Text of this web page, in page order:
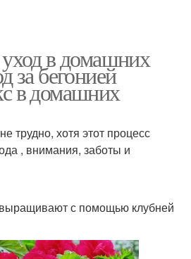
в домашних
за бегонией
в домашних
трудно, хотя этот процесс
, внимания, заботы и
с помощью клубней